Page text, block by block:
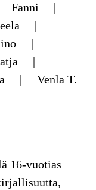
Fanni
Venla T.
16-vuotias